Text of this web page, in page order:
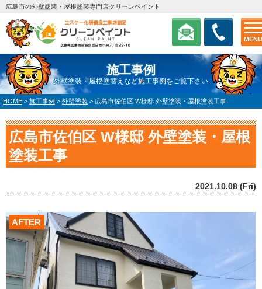
MENU
広島市の外壁塗装・屋根塗装専門店クリーンペイント
施工事例
外壁塗装・屋根塗替えなど施工事例をご覧下さい
HOME > 施工事例 > 外壁塗装 > 広島市佐伯区 W様邸 外壁塗装・屋根塗装工事
広島市佐伯区 W様邸 外壁塗装・屋根
塗装工事
2021.10.08 (Fri)
AFTER